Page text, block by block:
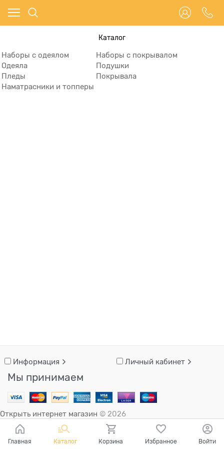
Каталог
Наборы с одеялом
Наборы с покрывалом
Одеяла
Подушки
Пледы
Покрывала
Наматрасники и топперы
Информация Личный кабинет
Мы принимаем
Открыть интернет магазин © 2026
Главная Каталог Корзина Избранное Войти